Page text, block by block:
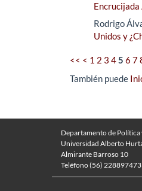
Rodrigo
Unidos y
<< < 1 2 3 4 5 6 7
También puede
Departamento de
Universidad Alberto
Almirante Barroso 10
Teléfono (56) 228897473